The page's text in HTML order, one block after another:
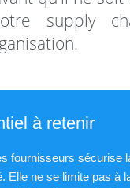
supply
à retenir
fournisseurs sécurise
Elle ne se limite pas à